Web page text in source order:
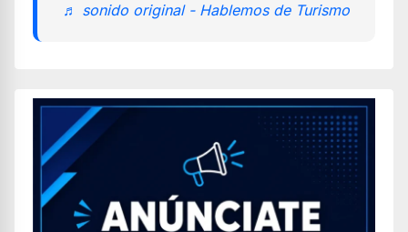
♬ sonido original - Hablemos de Turismo